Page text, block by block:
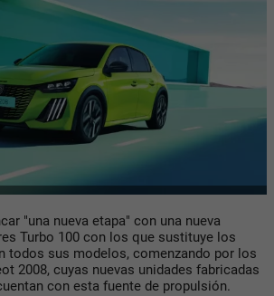
"una nueva etapa" con una nueva
Turbo 100 con los que sustituye los
todos sus modelos, comenzando por los
2008, cuyas nuevas unidades fabricadas
con esta fuente de propulsión.